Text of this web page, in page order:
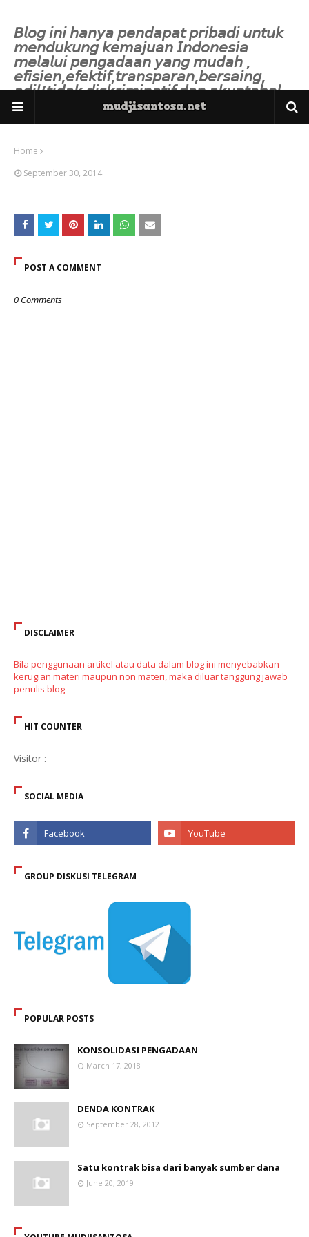
𝘉𝘭𝘰𝘨 𝘪𝘯𝘪 𝘩𝘢𝘯𝘺𝘢 𝘱𝘦𝘯𝘥𝘢𝘱𝘢𝘵 𝘱𝘳𝘪𝘣𝘢𝘥𝘪 𝘶𝘯𝘵𝘶𝘬
𝘮𝘦𝘯𝘥𝘶𝘬𝘶𝘯𝘨 𝘬𝘦𝘮𝘢𝘫𝘶𝘢𝘯 𝘐𝘯𝘥𝘰𝘯𝘦𝘴𝘪𝘢
𝘮𝘦𝘭𝘢𝘭𝘶𝘪 𝘱𝘦𝘯𝘨𝘢𝘥𝘢𝘢𝘯 𝘺𝘢𝘯𝘨 𝘮𝘶𝘥𝘢𝘩 ,
𝘦𝘧𝘪𝘴𝘪𝘦𝘯,𝘦𝘧𝘦𝘬𝘵𝘪𝘧,𝘵𝘳𝘢𝘯𝘴𝘱𝘢𝘳𝘢𝘯,𝘣𝘦𝘳𝘴𝘢𝘪𝘯𝘨,
𝘢𝘥𝘪𝘭/𝘵𝘪𝘥𝘢𝘬 𝘥𝘪𝘴𝘬𝘳𝘪𝘮𝘪𝘯𝘢𝘵𝘪𝘧 𝘥𝘢𝘯 𝘢𝘬𝘶𝘯𝘵𝘢𝘣𝘦𝘭.
Home
September 30, 2014
POST A COMMENT
0 Comments
DISCLAIMER
Bila penggunaan artikel atau data dalam blog ini menyebabkan
kerugian materi maupun non materi, maka diluar tanggung jawab
penulis blog
HIT COUNTER
Visitor :
SOCIAL MEDIA
GROUP DISKUSI TELEGRAM
POPULAR POSTS
KONSOLIDASI PENGADAAN
March 17, 2018
DENDA KONTRAK
September 28, 2012
Satu kontrak bisa dari banyak sumber dana
June 20, 2019